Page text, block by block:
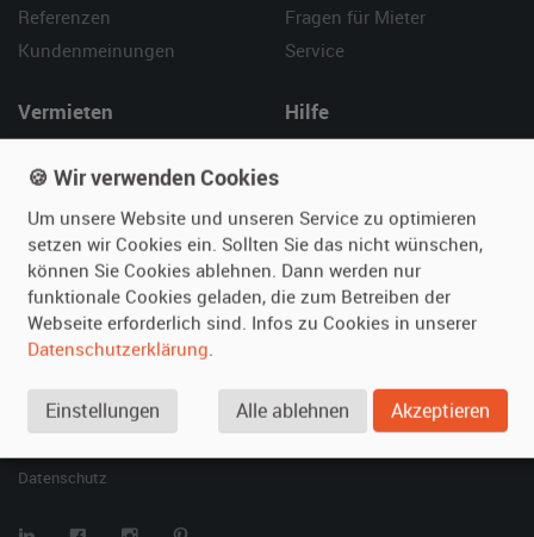
Referenzen
Kundenmeinungen
Fragen für Mieter
Service
Vermieten
Fotos senden
Fragen für Vermieter
Inserat verwalten
Hilfe
Kontakt
SPECIAL
Berühmte Filmautos –
Datenschutz
🍪 Wir verwenden Cookies
Um unsere Website und unseren Service zu optimieren
setzen wir Cookies ein. Sollten Sie das nicht wünschen,
können Sie Cookies ablehnen. Dann werden nur
funktionale Cookies geladen, die zum Betreiben der
Webseite erforderlich sind. Infos zu Cookies in unserer
Datenschutzerklärung.
Einstellungen Alle ablehnen Akzeptieren